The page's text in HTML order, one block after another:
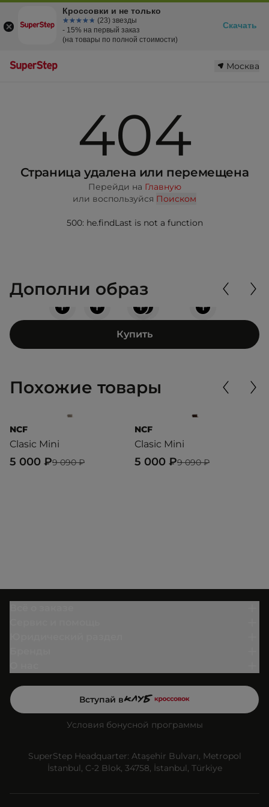
Москва
404
Страница удалена или перемещена
Перейди на Главную
или воспользуйся Поиском
500: he.findLast is not a function
Дополни образ
+
+
+ + +
Купить
Похожие товары
NCF
Clasic Mini
9 090 ₽
5 000 ₽
NCF
Clasic Mini
9 090 ₽
5 000 ₽
Вступай в
Условия бонусной программы
SuperStep Headquarter: Ataşehir Bulvarı, Metropol
İstanbul, C-2 Blok, 34758, İstanbul, Türkiye
Кроссовки и не только
☆☆☆☆☆
★★★★★ (23) звезды
- 15% на первый заказ
(на товары по полной стоимости)
Скачать